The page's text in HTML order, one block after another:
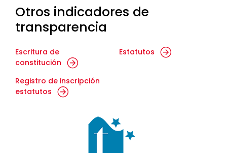
Otros indicadores de
transparencia
Escritura de
constitución
Estatutos
Registro de inscripción
estatutos